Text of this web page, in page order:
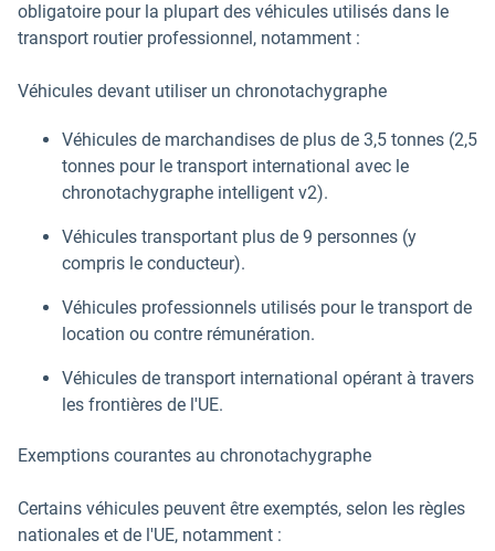
obligatoire pour la plupart des véhicules utilisés dans le
transport routier professionnel, notamment :
Véhicules devant utiliser un chronotachygraphe
Véhicules de marchandises de plus de 3,5 tonnes (2,5
tonnes pour le transport international avec le
chronotachygraphe intelligent v2).
Véhicules transportant plus de 9 personnes (y
compris le conducteur).
Véhicules professionnels utilisés pour le transport de
location ou contre rémunération.
Véhicules de transport international opérant à travers
les frontières de l'UE.
Exemptions courantes au chronotachygraphe
Certains véhicules peuvent être exemptés, selon les règles
nationales et de l'UE, notamment :